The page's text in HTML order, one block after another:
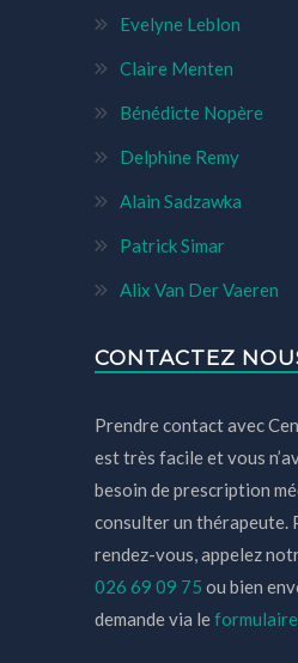
Evelyne Leblon
Claire Menten
Bénédicte Nopère
Delphine Remy
Alain Sadzawka
Patrick Simar
Alix Van Der Vaeren
CONTACTEZ
Prendre contact avec
est très facile et vous
besoin de prescription
consulter un thérapeute.
rendez-vous, appelez
026 69 09 75 ou bien
demande via le